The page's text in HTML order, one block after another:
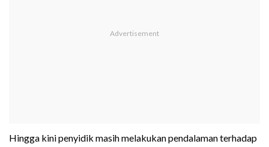
Hingga kini penyidik masih melakukan pendalaman terhadap